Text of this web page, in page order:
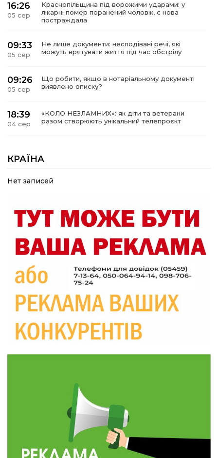
16:26
05 сер
Краснопільщина під ворожими ударами: у
лікарні помер поранений чоловік, є нова
постраждала
09:33
05 сер
Не лише документи: несподівані речі, які
можуть врятувати життя під час обстрілу
09:26
05 сер
Що робити, якщо в нотаріальному документі
виявлено описку?
18:39
04 сер
«КОЛО НЕЗЛАМНИХ»: як діти та ветерани
разом створюють унікальний телепроєкт
04 сер
прикордоння до втраченого дому
19:36
Пишіть листи самому собі, або як уникнути
19:29
30 лип
«Все закінчиться, приїду й одружуся…»: Пам’яті
26-річного Захисника Богдана Ємця (ВІДЕО)
20:06
Паливо по 100 грн та ризик дефіциту: чому в
28 лип
Житлові сертифікати, підготовка до зими та
підтримка ВПО: підсумки засідання виконкому
Краснопільської селищної ради
10:36
28 лип
Валентина Масалітіна: «Нас тримає віра в
Перемогу і повернення додому»
Обмежено придатний, але безмежно
вмотивований: Як колишній лісівник став асом
артилерії
490 пацієнтів та 15 відвіданих сіл: МБФ
«Альянс громадського здоров’я» підбив
підсумки роботи мобільних клінік у Сумській
КРАЇНА
Нет записей